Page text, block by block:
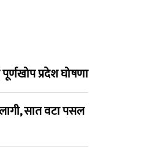
प्रदेश घोषणा
सात वटा पसल